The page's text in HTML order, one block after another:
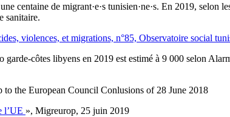
centaine de migrant·e·s tunisien·ne·s. En 2019, selon
sanitaire.
violences, et migrations, n°85, Observatoire social
garde-côtes libyens en 2019 est estimé à 9 000 selon
to the European Council Conlusions of 28 June 2018
l’UE », Migreurop, 25 juin 2019